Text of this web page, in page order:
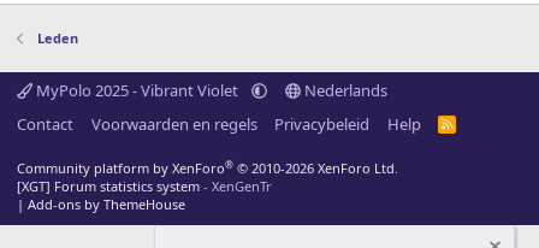
Leden
MyPolo 2025 - Vibrant Violet
Nederlands
Contact
Voorwaarden en regels Privacybeleid Help
R
Community platform by XenForo® © 2010-2026 XenForo Ltd.
[XGT] Forum statistics system - XenGenTr
| Add-ons by ThemeHouse